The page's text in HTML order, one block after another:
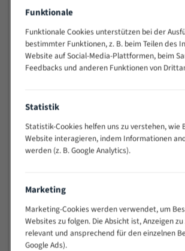
200 -
> 500
0,75/1,25
Vorteile:
Widerstandsfähig gegen
schwierigen Werkstücken
wechselnde Verbindungslängen)
Sehr geringe Vibration
Technische Beschreibung:
Positiver Spanwinkel
Bandkörper aus hochlegiertem
Funktionale
Funktionale Cookies unterstützen bei der
bestimmter Funktionen, z. B. beim Teilen des
Website auf Social-Media-Plattformen, beim
Feedbacks und anderen Funktionen von
Statistik
Statistik-Cookies helfen uns zu verstehen, wie
Website interagieren, indem Informationen
werden (z. B. Google Analytics).
Marketing
Marketing-Cookies werden verwendet, um
Websites zu folgen. Die Absicht ist, Anzeigen
relevant und ansprechend für den einzelnen
Google Ads).